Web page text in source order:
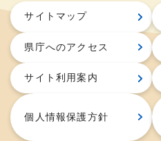
サイトマップ
県庁へのアクセス
サイト利用案内
個人情報保護方針